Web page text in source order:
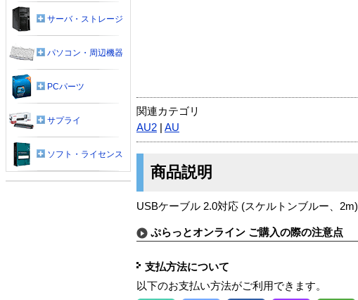
関連カテゴリ
AU2
AU
商品説明
USBケーブル 2.0対応 (スケルトンブルー、2m)
ぷらっとオンライン ご購入の際の注意点
支払方法について
以下のお支払い方法がご利用できます。
サーバ・ストレージ
パソコン・周辺機器
PCパーツ
サプライ
ソフト・ライセンス